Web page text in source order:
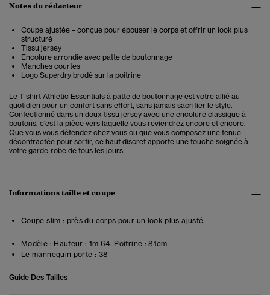
Notes du rédacteur
Coupe ajustée – conçue pour épouser le corps et offrir un look plus
structuré
Tissu jersey
Encolure arrondie avec patte de boutonnage
Manches courtes
Logo Superdry brodé sur la poitrine
Le T-shirt Athletic Essentials à patte de boutonnage est votre allié au
quotidien pour un confort sans effort, sans jamais sacrifier le style.
Confectionné dans un doux tissu jersey avec une encolure classique à
boutons, c'est la pièce vers laquelle vous reviendrez encore et encore.
Que vous vous détendez chez vous ou que vous composez une tenue
décontractée pour sortir, ce haut discret apporte une touche soignée à
votre garde-robe de tous les jours.
Informations taille et coupe
Coupe slim : près du corps pour un look plus ajusté.
Modèle : Hauteur : 1m 64. Poitrine : 81cm
Le mannequin porte : 38
Guide Des Tailles